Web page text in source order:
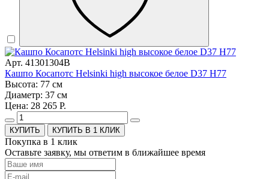
Арт. 41301304B
Кашпо Косапотс Helsinki high высокое белое D37 H77
Высота: 77 см
Диаметр: 37 см
Цена: 28 265 Р.
КУПИТЬ В 1 КЛИК
Покупка в 1 клик
Оставьте заявку, мы ответим в ближайшее время